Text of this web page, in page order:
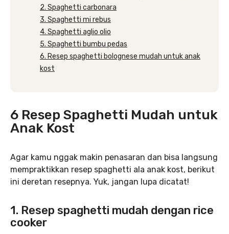
2. Spaghetti carbonara
3. Spaghetti mi rebus
4. Spaghetti aglio olio
5. Spaghetti bumbu pedas
6. Resep spaghetti bolognese mudah untuk anak
kost
6 Resep Spaghetti Mudah untuk
Anak Kost
Agar kamu nggak makin penasaran dan bisa langsung
mempraktikkan resep spaghetti ala anak kost, berikut
ini deretan resepnya. Yuk, jangan lupa dicatat!
1. Resep spaghetti mudah dengan rice
cooker